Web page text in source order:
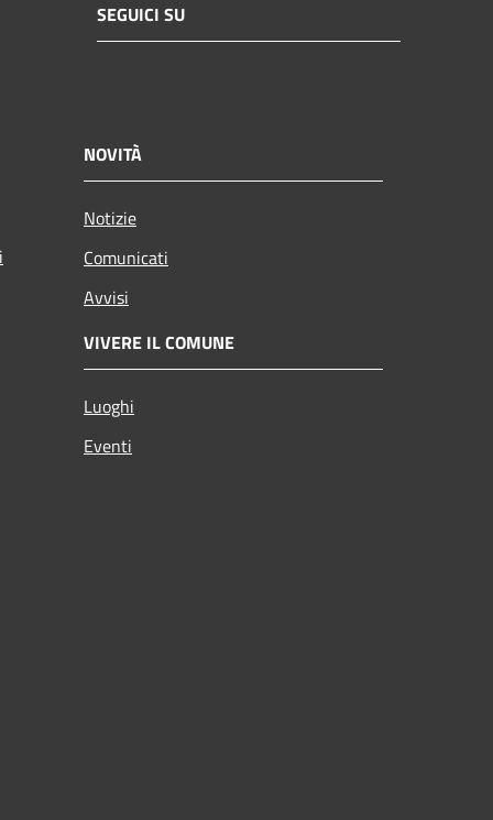
SEGUICI SU
NOVITÀ
Notizie
Comunicati
Avvisi
VIVERE IL COMUNE
Luoghi
Eventi